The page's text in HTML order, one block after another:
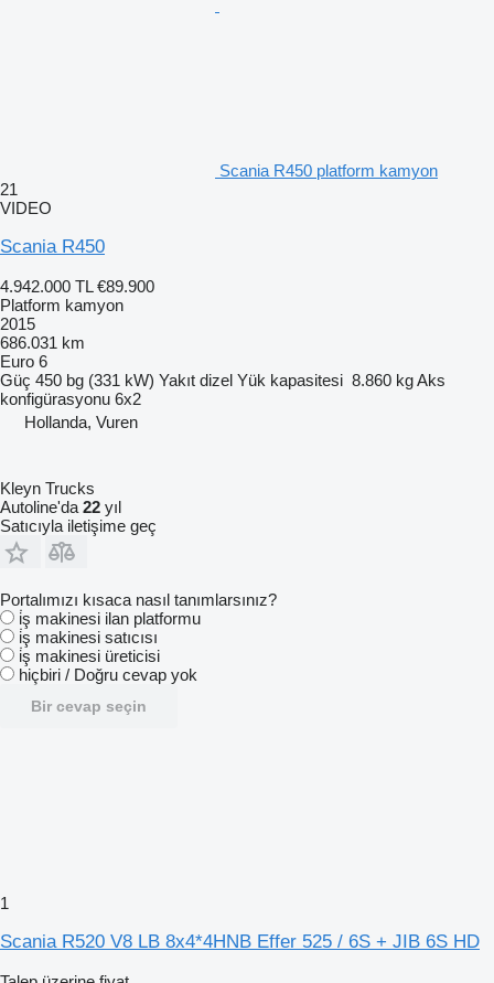
Scania R450 platform kamyon
21
VIDEO
Scania R450
4.942.000 TL €89.900
Platform kamyon
2015
686.031 km
Euro 6
Güç 450 bg (331 kW) Yakıt dizel Yük kapasitesi 8.860 kgAks
konfigürasyonu 6x2
Hollanda, Vuren
Kleyn Trucks
Autoline'da 22 yıl
Satıcıyla iletişime geç
Portalımızı kısaca nasıl tanımlarsınız?
i̇ş makinesi ilan platformu
i̇ş makinesi satıcısı
i̇ş makinesi üreticisi
hiçbiri / Doğru cevap yok
Bir cevap seçin
1
Scania R520 V8 LB 8x4*4HNB Effer 525 / 6S + JIB 6S HD